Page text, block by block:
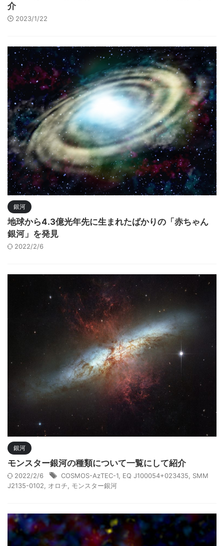
介
2023/1/22
銀河
地球から4.3億光年先に生まれたばかりの「赤ちゃん
銀河」を発見
2022/2/6
銀河
モンスター銀河の種類について一覧にして紹介
2022/2/6 COSMOS-AzTEC-1, EQ J100054+023435, SMM
J2135-0102, オロチ, モンスター銀河